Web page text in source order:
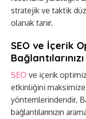
stratejik ve taktik
olanak tanır.
SEO ve İçerik
SEO ve içerik
etkinliğini
yöntemlerindendir.
bağlantılarınızın